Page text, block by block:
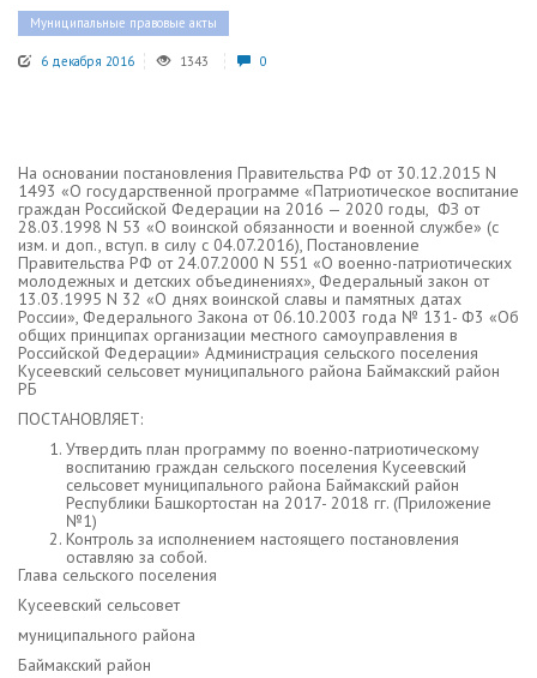
Муниципальные правовые акты
6 декабря 2016 1343 0
На основании постановления Правительства РФ от 30.12.2015 N
1493 «О государственной программе «Патриотическое воспитание
граждан Российской Федерации на 2016 — 2020 годы, ФЗ от
28.03.1998 N 53 «О воинской обязанности и военной службе» (с
изм. и доп., вступ. в силу с 04.07.2016), Постановление
Правительства РФ от 24.07.2000 N 551 «О военно-патриотических
молодежных и детских объединениях», Федеральный закон от
13.03.1995 N 32 «О днях воинской славы и памятных датах
России», Федерального Закона от 06.10.2003 года № 131- Ф3 «Об
общих принципах организации местного самоуправления в
Российской Федерации» Администрация сельского поселения
Кусеевский сельсовет муниципального района Баймакский район
РБ
ПОСТАНОВЛЯЕТ:
Утвердить план программу по военно-патриотическому
воспитанию граждан сельского поселения Кусеевский
сельсовет муниципального района Баймакский район
Республики Башкортостан на 2017- 2018 гг. (Приложение
№1)
Контроль за исполнением настоящего постановления
оставляю за собой.
Глава сельского поселения
Кусеевский сельсовет
муниципального района
Баймакский район